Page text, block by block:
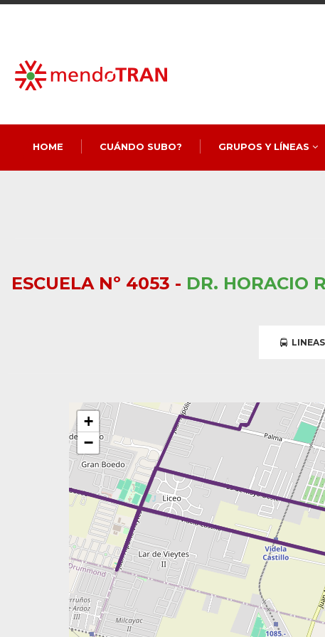
HOME CUÁNDO SUBO? GRUPOS Y LÍNEAS
ESCUELA Nº 4053 - DR. HORACIO
LINEAS
+
−